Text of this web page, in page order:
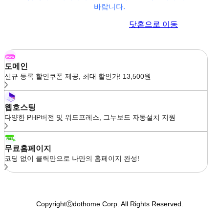
바랍니다.
닷홈으로 이동
도메인
신규 등록 할인쿠폰 제공, 최대 할인가! 13,500원
웹호스팅
다양한 PHP버전 및 워드프레스, 그누보드 자동설치 지원
무료홈페이지
코딩 없이 클릭만으로 나만의 홈페이지 완성!
Copyrightⓒdothome Corp. All Rights Reserved.